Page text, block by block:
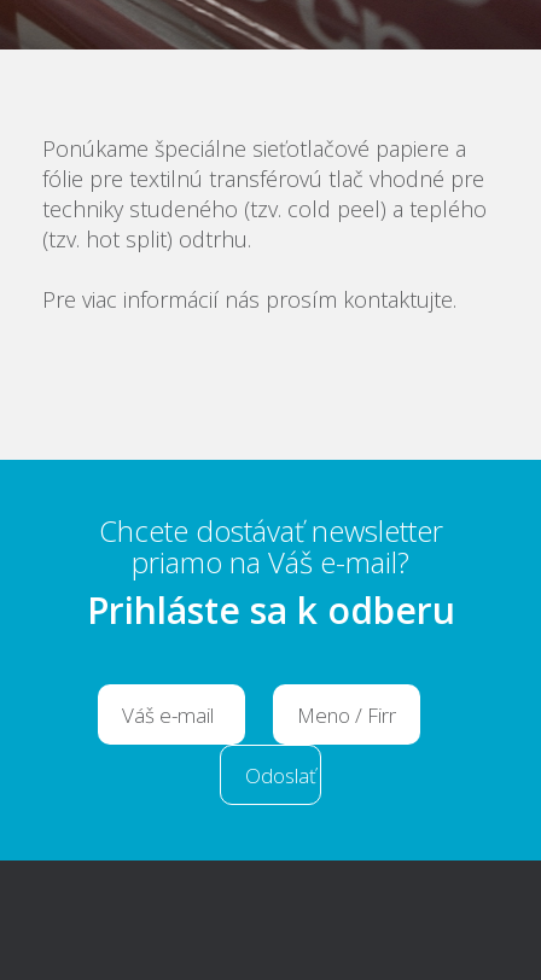
Ponúkame špeciálne sieťotlačové papiere a
fólie pre textilnú transférovú tlač vhodné pre
techniky studeného (tzv. cold peel) a teplého
(tzv. hot split) odtrhu.
Pre viac informácií nás prosím kontaktujte.
Chcete dostávať newsletter
priamo na Váš e-mail?
Prihláste sa k odberu